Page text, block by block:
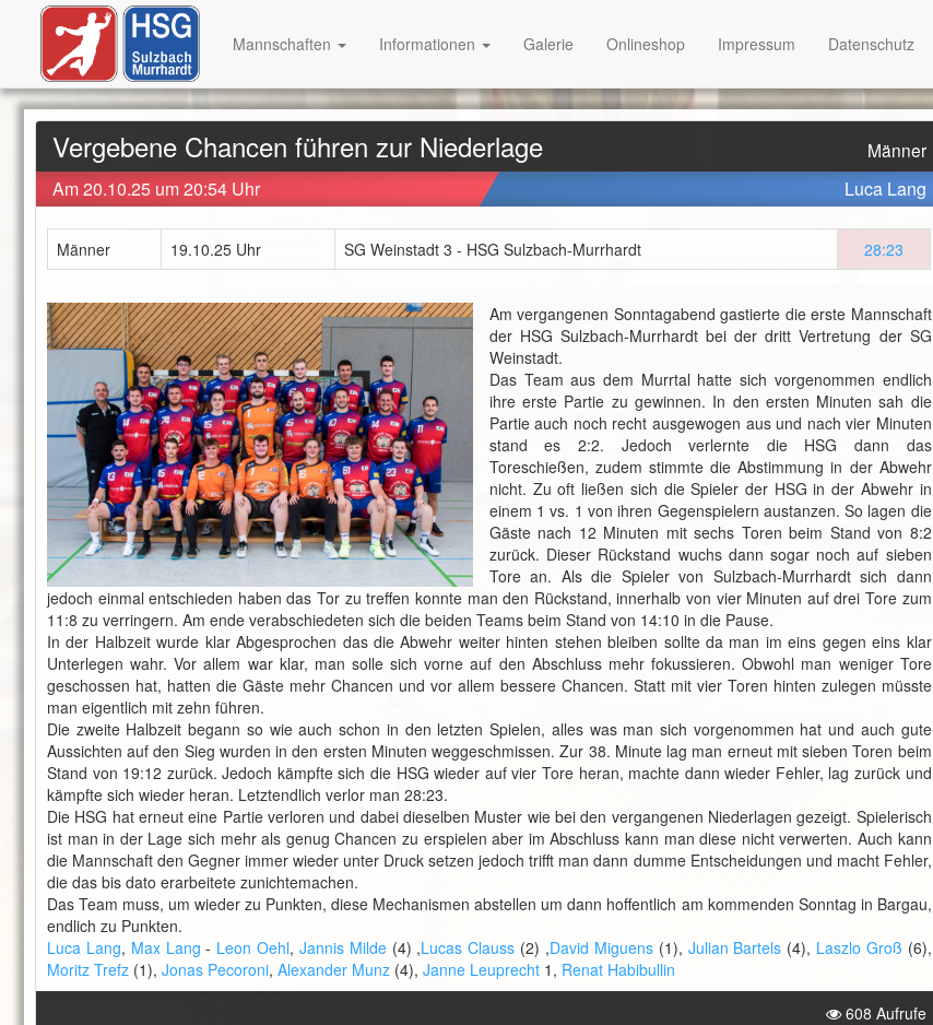
Vergebene Chancen führen zur Niederlage Männer
Am 20.10.25 um 20:54 Uhr Luca Lang
Männer 19.10.25 Uhr SG Weinstadt 3 - HSG Sulzbach-Murrhardt 28:23
Am vergangenen Sonntagabend gastierte die erste Mannschaft
der HSG Sulzbach-Murrhardt bei der dritt Vertretung der SG
Weinstadt.
Das Team aus dem Murrtal hatte sich vorgenommen endlich
ihre erste Partie zu gewinnen. In den ersten Minuten sah die
Partie auch noch recht ausgewogen aus und nach vier Minuten
stand es 2:2. Jedoch verlernte die HSG dann das
Toreschießen, zudem stimmte die Abstimmung in der Abwehr
nicht. Zu oft ließen sich die Spieler der HSG in der Abwehr in
einem 1 vs. 1 von ihren Gegenspielern austanzen. So lagen die
Gäste nach 12 Minuten mit sechs Toren beim Stand von 8:2
zurück. Dieser Rückstand wuchs dann sogar noch auf sieben
Tore an. Als die Spieler von Sulzbach-Murrhardt sich dann
jedoch einmal entschieden haben das Tor zu treffen konnte man den Rückstand, innerhalb von vier Minuten auf drei Tore zum
11:8 zu verringern. Am ende verabschiedeten sich die beiden Teams beim Stand von 14:10 in die Pause.
In der Halbzeit wurde klar Abgesprochen das die Abwehr weiter hinten stehen bleiben sollte da man im eins gegen eins klar
Unterlegen wahr. Vor allem war klar, man solle sich vorne auf den Abschluss mehr fokussieren. Obwohl man weniger Tore
geschossen hat, hatten die Gäste mehr Chancen und vor allem bessere Chancen. Statt mit vier Toren hinten zulegen müsste
man eigentlich mit zehn führen.
Die zweite Halbzeit begann so wie auch schon in den letzten Spielen, alles was man sich vorgenommen hat und auch gute
Aussichten auf den Sieg wurden in den ersten Minuten weggeschmissen. Zur 38. Minute lag man erneut mit sieben Toren beim
Stand von 19:12 zurück. Jedoch kämpfte sich die HSG wieder auf vier Tore heran, machte dann wieder Fehler, lag zurück und
kämpfte sich wieder heran. Letztendlich verlor man 28:23.
Die HSG hat erneut eine Partie verloren und dabei dieselben Muster wie bei den vergangenen Niederlagen gezeigt. Spielerisch
ist man in der Lage sich mehr als genug Chancen zu erspielen aber im Abschluss kann man diese nicht verwerten. Auch kann
die Mannschaft den Gegner immer wieder unter Druck setzen jedoch trifft man dann dumme Entscheidungen und macht Fehler,
die das bis dato erarbeitete zunichtemachen.
Das Team muss, um wieder zu Punkten, diese Mechanismen abstellen um dann hoffentlich am kommenden Sonntag in Bargau,
endlich zu Punkten.
Luca Lang, Max Lang - Leon Oehl, Jannis Milde(4) ,Lucas Clauss (2) ,David Miguens(1), Julian Bartels (4), Laszlo Groß (6),
Moritz Trefz (1), Jonas Pecoroni, Alexander Munz (4), Janne Leuprecht 1, Renat Habibullin
608 Aufrufe
Mannschaften Informationen Galerie Onlineshop Impressum Datenschutz